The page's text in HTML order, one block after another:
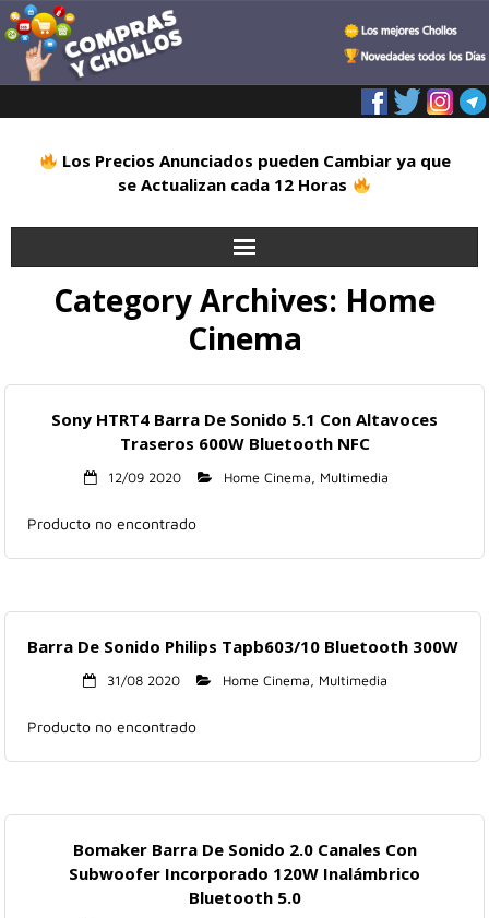
Los Precios Anunciados pueden Cambiar ya que
se Actualizan cada 12 Horas
Inicio
Hogar
Multimedia
Stanley
Category Archives: Home
Cinema
Sony HTRT4 Barra De Sonido 5.1 Con Altavoces
Traseros 600W Bluetooth NFC
12/09 2020 Home Cinema, Multimedia
Producto no encontrado
Barra De Sonido Philips Tapb603/10 Bluetooth 300W
31/08 2020 Home Cinema, Multimedia
Producto no encontrado
Bomaker Barra De Sonido 2.0 Canales Con
Subwoofer Incorporado 120W Inalámbrico
Bluetooth 5.0